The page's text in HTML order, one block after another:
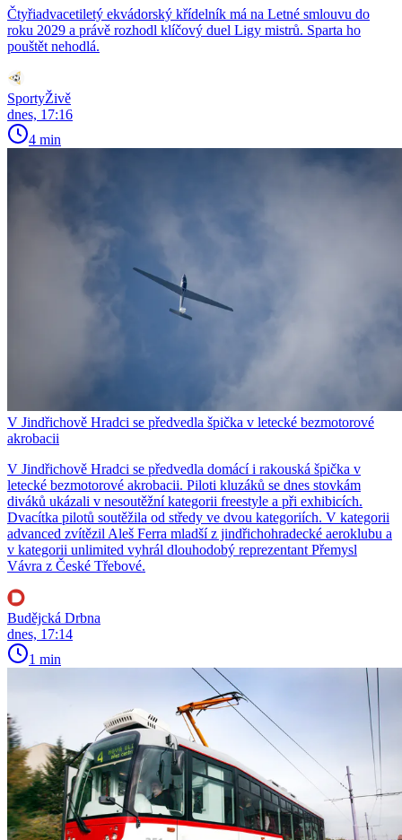
Čtyřiadvacetiletý ekvádorský křídelník má na Letné smlouvu do
roku 2029 a právě rozhodl klíčový duel Ligy mistrů. Sparta ho
pouštět nehodlá.
SportyŽivě
dnes, 17:16
4 min
V Jindřichově Hradci se předvedla špička v letecké bezmotorové
akrobacii
V Jindřichově Hradci se předvedla domácí i rakouská špička v
letecké bezmotorové akrobacii. Piloti kluzáků se dnes stovkám
diváků ukázali v nesoutěžní kategorii freestyle a při exhibicích.
Dvacítka pilotů soutěžila od středy ve dvou kategoriích. V kategorii
advanced zvítězil Aleš Ferra mladší z jindřichohradecké aeroklubu a
v kategorii unlimited vyhrál dlouhodobý reprezentant Přemysl
Vávra z České Třebové.
Budějcká Drbna
dnes, 17:14
1 min